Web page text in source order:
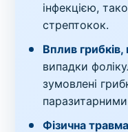
інфекцією,
стрептокок.
Вплив грибків,
випадки
зумовлені
Фізична